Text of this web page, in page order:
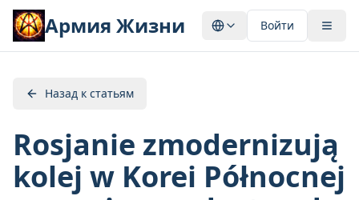
Армия Жизни Войти
Назад к статьям
Rosjanie zmodernizują
kolej w Korei Północnej